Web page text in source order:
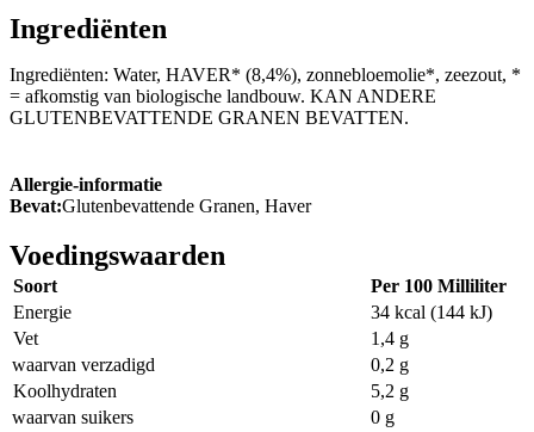
Ingrediënten
Ingrediënten: Water, HAVER* (8,4%), zonnebloemolie*, zeezout, *
= afkomstig van biologische landbouw. KAN ANDERE
GLUTENBEVATTENDE GRANEN BEVATTEN.
Allergie-informatie
Bevat:Glutenbevattende Granen, Haver
Voedingswaarden
Soort
Per 100 Milliliter
Energie
34 kcal (144 kJ)
Vet
1,4 g
waarvan verzadigd
0,2 g
Koolhydraten
5,2 g
waarvan suikers
0 g